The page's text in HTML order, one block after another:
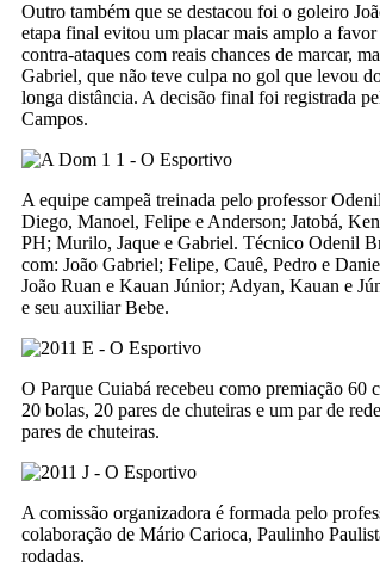
Outro também que se destacou foi o goleiro
etapa final evitou um placar mais amplo a
contra-ataques com reais chances de marcar,
Gabriel, que não teve culpa no gol que levou
longa distância. A decisão final foi registrada
Campos.
A equipe campeã treinada pelo professor
Diego, Manoel, Felipe e Anderson; Jatobá,
PH; Murilo, Jaque e Gabriel. Técnico Odenil
com: João Gabriel; Felipe, Cauê, Pedro e
João Ruan e Kauan Júnior; Adyan, Kauan e
e seu auxiliar Bebe.
O Parque Cuiabá recebeu como premiação 60
20 bolas, 20 pares de chuteiras e um par de
pares de chuteiras.
A comissão organizadora é formada pelo
colaboração de Mário Carioca, Paulinho
rodadas.